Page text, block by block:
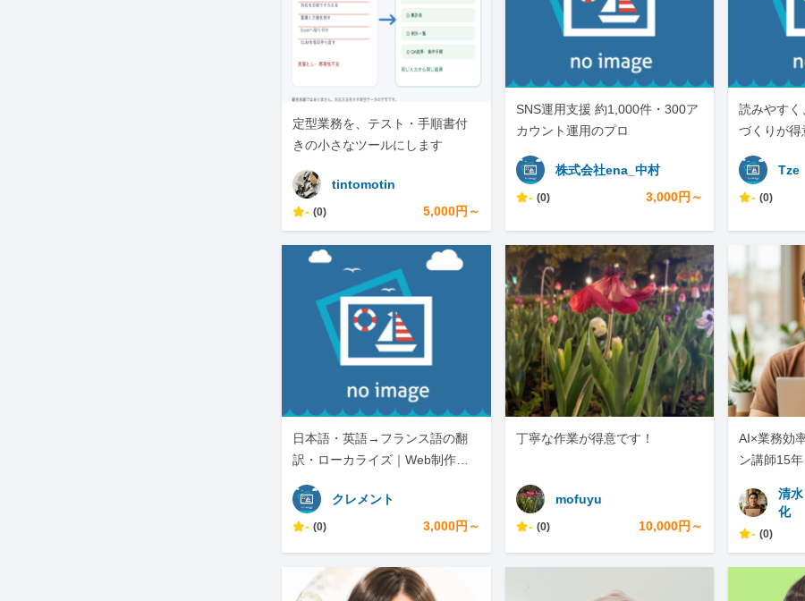
定型業務を、テスト・手順書付
きの小さなツールにします
tintomotin
- (0) 5,000円～
SNS運用支援 約1,000件・300ア
カウント運用のプロ
株式会社ena_中村
- (0) 3,000円～
読みやすく
づくりが得
Tze
- (0)
日本語・英語→フランス語の翻
訳・ローカライズ｜Web制作・A
クレメント
- (0) 3,000円～
丁寧な作業が得意です！
mofuyu
- (0) 10,000円～
AI×業務効
ン講師15
清
化
- (0)